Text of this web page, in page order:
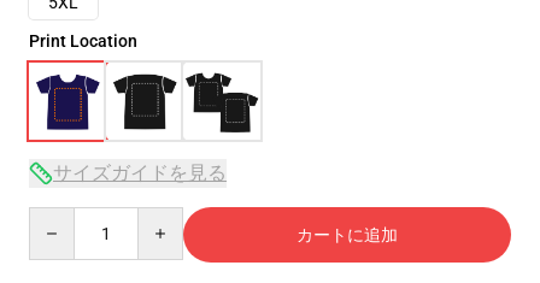
Print Location
サイズガイドを見る
カートに追加